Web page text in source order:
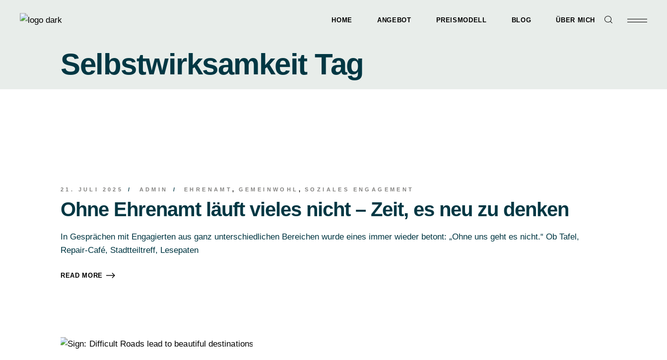
HOME ANGEBOT PREISMODELL BLOG ÜBER MICH
VisionsRäume
Selbstwirksamkeit Tag
21. JULI 2025 ADMIN EHRENAMT GEMEINWOHL SOZIALES ENGAGEMENT
Ohne Ehrenamt läuft vieles nicht – Zeit, es neu zu denken
In Gesprächen mit Engagierten aus ganz unterschiedlichen Bereichen wurde eines immer wieder betont: „Ohne uns geht es nicht.“ Ob Tafel,
Repair-Café, Stadtteiltreff, Lesepaten
READ MORE